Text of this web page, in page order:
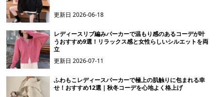
更新日2026-06-18
レディースリブ編みパーカーで温もり感のあるコーデが叶
うおすすめ9選！リラックス感と女性らしいシルエットを両
立
更新日2026-07-11
ふわもこレディースパーカーで極上の肌触りに包まれる幸
せ！おすすめ12選｜秋冬コーデを心地よく格上げ